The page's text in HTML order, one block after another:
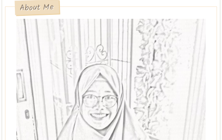
About Me